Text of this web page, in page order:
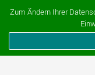
Ferien auf dem
Zum Ändern Ihrer